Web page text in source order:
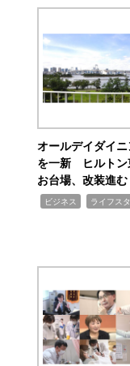
オールデイダイ
を一新 ヒルトン
お台場、改装進む
ビジネス ライフス